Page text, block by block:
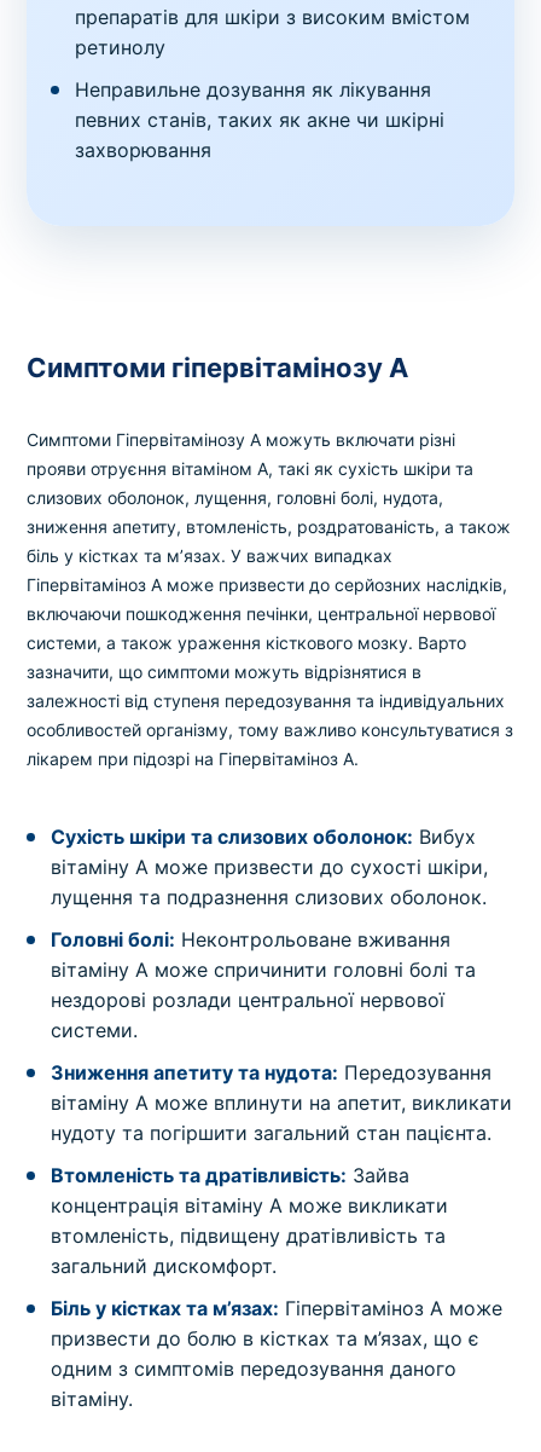
препаратів для шкіри з високим вмістом
ретинолу
Неправильне дозування як лікування
певних станів, таких як акне чи шкірні
захворювання
Симптоми гіпервітамінозу А
Симптоми Гіпервітамінозу A можуть включати різні
прояви отруєння вітаміном A, такі як сухість шкіри та
слизових оболонок, лущення, головні болі, нудота,
зниження апетиту, втомленість, роздратованість, а також
біль у кістках та м’язах. У важчих випадках
Гіпервітаміноз A може призвести до серйозних наслідків,
включаючи пошкодження печінки, центральної нервової
системи, а також ураження кісткового мозку. Варто
зазначити, що симптоми можуть відрізнятися в
залежності від ступеня передозування та індивідуальних
особливостей організму, тому важливо консультуватися з
лікарем при підозрі на Гіпервітаміноз A.
Сухість шкіри та слизових оболонок: Вибух
вітаміну А може призвести до сухості шкіри,
лущення та подразнення слизових оболонок.
Головні болі: Неконтрольоване вживання
вітаміну А може спричинити головні болі та
нездорові розлади центральної нервової
системи.
Зниження апетиту та нудота: Передозування
вітаміну А може вплинути на апетит, викликати
нудоту та погіршити загальний стан пацієнта.
Втомленість та дратівливість: Зайва
концентрація вітаміну А може викликати
втомленість, підвищену дратівливість та
загальний дискомфорт.
Біль у кістках та м’язах: Гіпервітаміноз А може
призвести до болю в кістках та м’язах, що є
одним з симптомів передозування даного
вітаміну.